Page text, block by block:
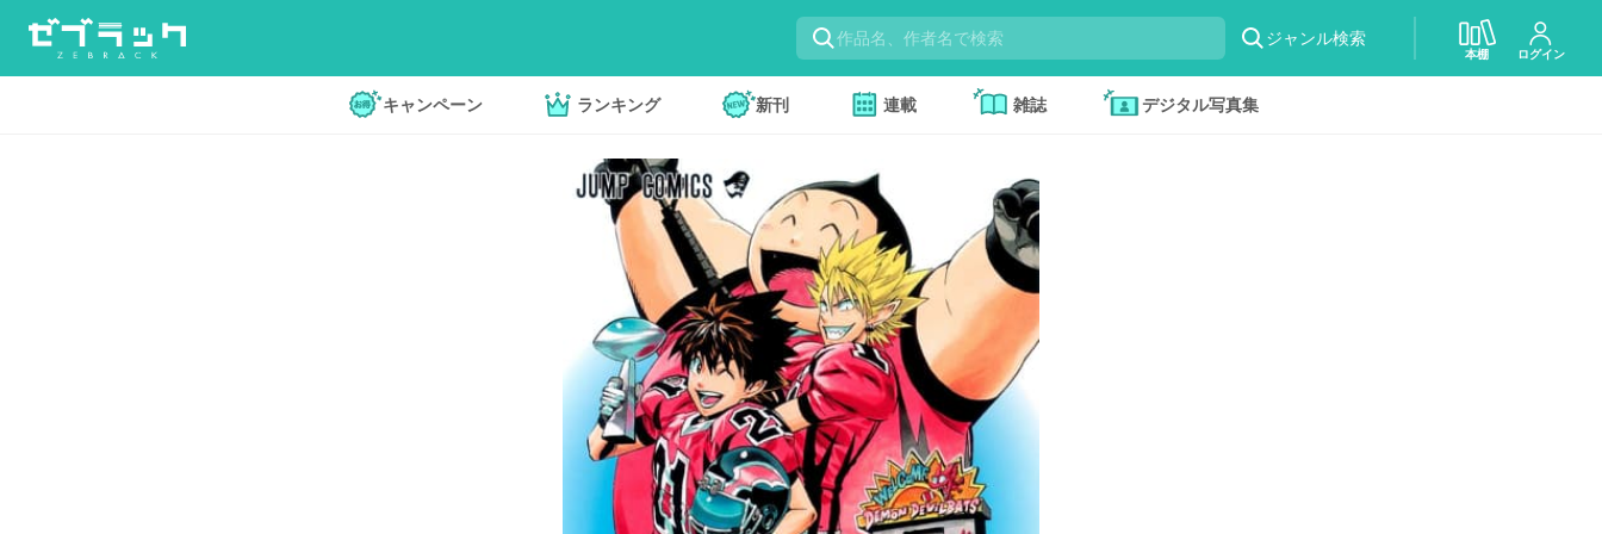
ジャンル検索
本棚 ログイン
キャンペーン ランキング 新刊 連載 雑誌 デジタル写真集